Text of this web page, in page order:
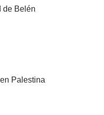
Belén
Palestina